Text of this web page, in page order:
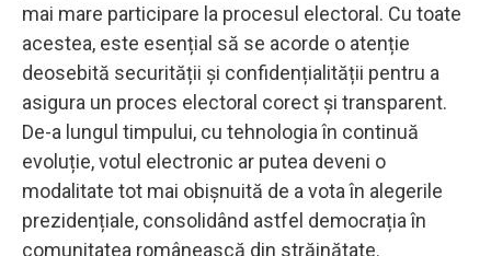
mai mare participare la procesul electoral. Cu toate
acestea, este esențial să se acorde o atenție
deosebită securității și confidențialității pentru a
asigura un proces electoral corect și transparent.
De-a lungul timpului, cu tehnologia în continuă
evoluție, votul electronic ar putea deveni o
modalitate tot mai obișnuită de a vota în alegerile
prezidențiale, consolidând astfel democrația în
comunitatea românească din străinătate.